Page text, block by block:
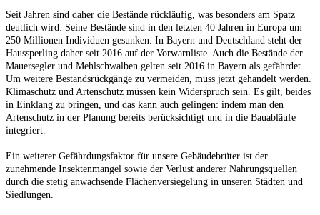
Seit Jahren sind daher die Bestände rückläufig, was besonders am Spatz
deutlich wird: Seine Bestände sind in den letzten 40 Jahren in Europa um
250 Millionen Individuen gesunken. In Bayern und Deutschland steht der
Haussperling daher seit 2016 auf der Vorwarnliste. Auch die Bestände der
Mauersegler und Mehlschwalben gelten seit 2016 in Bayern als gefährdet.
Um weitere Bestandsrückgänge zu vermeiden, muss jetzt gehandelt werden.
Klimaschutz und Artenschutz müssen kein Widerspruch sein. Es gilt, beides
in Einklang zu bringen, und das kann auch gelingen: indem man den
Artenschutz in der Planung bereits berücksichtigt und in die Bauabläufe
integriert.
Ein weiterer Gefährdungsfaktor für unsere Gebäudebrüter ist der
zunehmende Insektenmangel sowie der Verlust anderer Nahrungsquellen
durch die stetig anwachsende Flächenversiegelung in unseren Städten und
Siedlungen.